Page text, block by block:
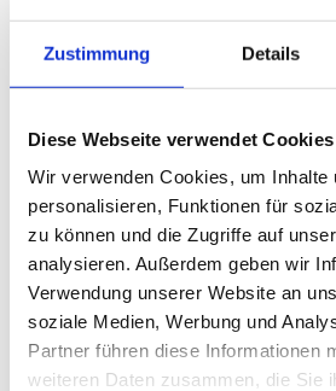
Zustimmung Details
Diese Webseite verwendet Cookies
Wir verwenden Cookies, um Inhalte
personalisieren, Funktionen für
zu können und die Zugriffe auf
analysieren. Außerdem geben wir
Verwendung unserer Website an
soziale Medien, Werbung und
Partner führen diese Informationen
weiteren Daten zusammen, die Sie
Zur Startseite
Notfall